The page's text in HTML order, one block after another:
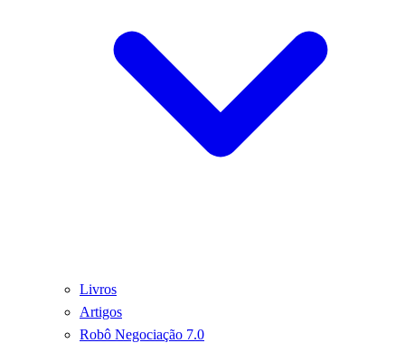
Livros
Artigos
Robô Negociação 7.0